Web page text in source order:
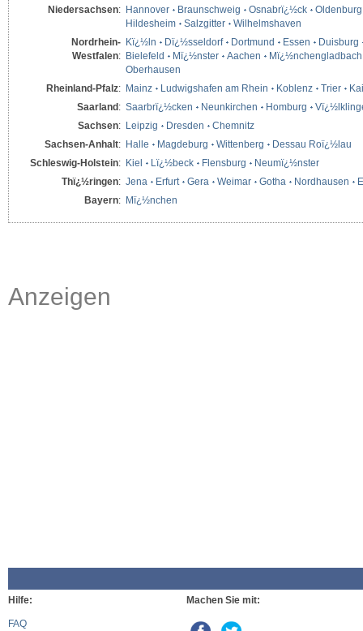
Niedersachsen: Hannover Braunschweig Osnabrï¿½ck
Oldenburg
Hildesheim
Salzgitter
Wilhelmshaven
Nordrhein-
Westfalen:
Kï¿½ln Dï¿½sseldorf Dortmund Essen
Duisburg
Bielefeld
Mï¿½nster Aachen
Mï¿½nchengladbach
Oberhausen
Rheinland-Pfalz: Mainz Ludwigshafen am Rhein Koblenz Trier
Saarland: Saarbrï¿½cken Neunkirchen Homburg
Sachsen: Leipzig Dresden
Chemnitz
Sachsen-Anhalt: Halle Magdeburg Wittenberg
Dessau Roï¿½lau
Schleswig-Holstein: Kiel Lï¿½beck Flensburg
Neumï¿½nster
Thï¿½ringen: Jena Erfurt Gera Weimar Gotha Nordhausen
Bayern: Mï¿½nchen
Anzeigen
Hilfe:
FAQ
Machen Sie mit: